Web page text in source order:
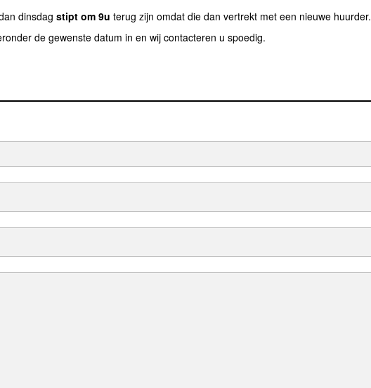
dinsdag stipt om 9u terug zijn omdat die dan vertrekt met een nieuwe huurder.
de gewenste datum in en wij contacteren u spoedig.